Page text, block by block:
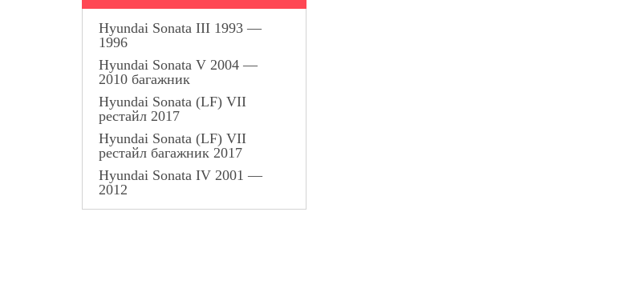
Hyundai Sonata III 1993 —
1996
Hyundai Sonata V 2004 —
2010 багажник
Hyundai Sonata (LF) VII
рестайл 2017
Hyundai Sonata (LF) VII
рестайл багажник 2017
Hyundai Sonata IV 2001 —
2012